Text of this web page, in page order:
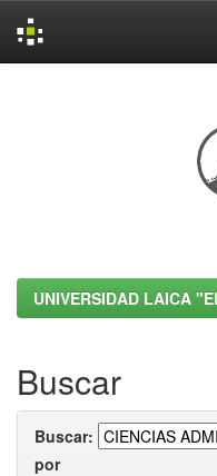
UNIVERSIDAD LAICA
Buscar
Buscar:
por